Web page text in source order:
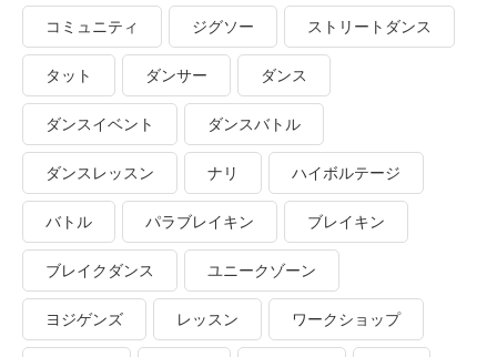
コミュニティ ジグソー ストリートダンス
タット ダンサー ダンス
ダンスイベント ダンスバトル
ダンスレッスン ナリ ハイボルテージ
バトル パラブレイキン ブレイキン
ブレイクダンス ユニークゾーン
ヨジゲンズ レッスン ワークショップ